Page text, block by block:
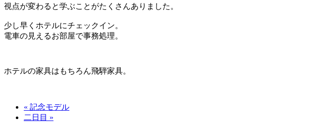
視点が変わると学ぶことがたくさんありました。
少し早くホテルにチェックイン。
電車の見えるお部屋で事務処理。
ホテルの家具はもちろん飛騨家具。
« 記念モデル
二日目 »